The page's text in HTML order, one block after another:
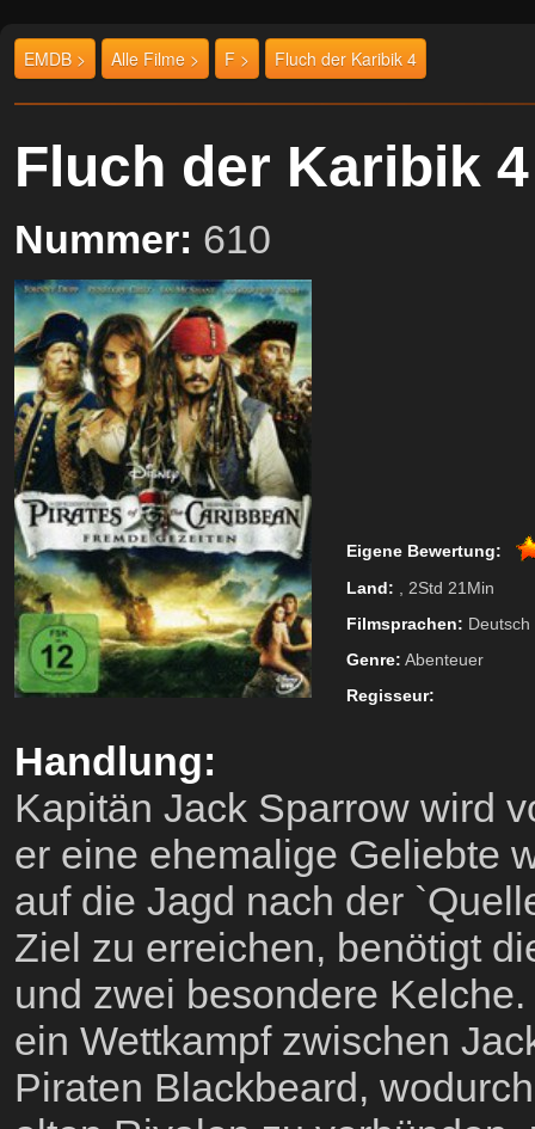
EMDB > Alle Filme > F > Fluch der Karibik 4
Fluch der Karibik
Nummer: 610
Eigene Bewertung:
Land: , 2Std 21Min
Filmsprachen: Deutsch
Genre: Abenteuer
Regisseur:
Handlung:
Kapitän Jack Sparrow wird
er eine ehemalige Geliebte
auf die Jagd nach der
Ziel zu erreichen, benötigt
und zwei besondere
ein Wettkampf zwischen
Piraten Blackbeard,